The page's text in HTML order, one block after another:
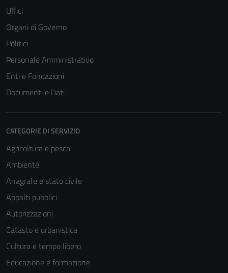
Uffici
Organi di Governo
Politici
Personale Amministrativo
Enti e Fondazioni
Documenti e Dati
CATEGORIE DI SERVIZIO
Agricoltura e pesca
Ambiente
Anagrafe e stato civile
Appalti pubblici
Autorizzazioni
Catasto e urbanistica
Cultura e tempo libero
Educazione e formazione